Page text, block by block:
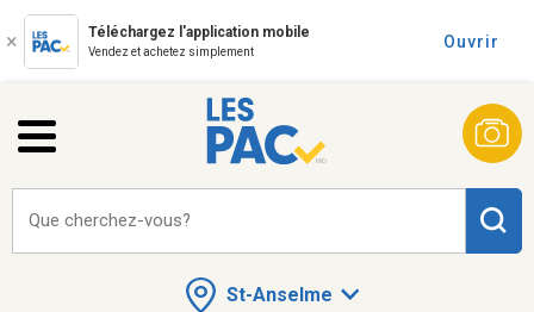
Téléchargez l'application mobile
Vendez et achetez simplement
Ouvrir
St-Anselme
Que cherchez-vous?